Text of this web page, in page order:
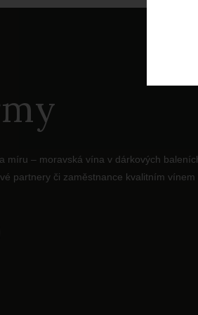
míru – moravská vína v dárkových
partnery či zaměstnance kvalitním vínem